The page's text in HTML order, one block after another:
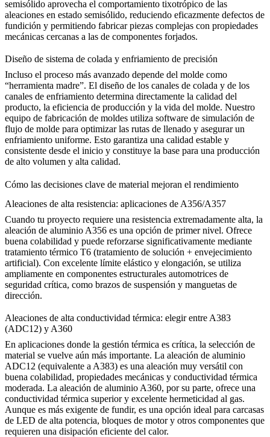
semisólido aprovecha el comportamiento tixotrópico de las
aleaciones en estado semisólido, reduciendo eficazmente defectos de
fundición y permitiendo fabricar piezas complejas con propiedades
mecánicas cercanas a las de componentes forjados.
Diseño de sistema de colada y enfriamiento de precisión
Incluso el proceso más avanzado depende del molde como
“herramienta madre”. El diseño de los canales de colada y de los
canales de enfriamiento determina directamente la calidad del
producto, la eficiencia de producción y la vida del molde. Nuestro
equipo de fabricación de moldes utiliza software de simulación de
flujo de molde para optimizar las rutas de llenado y asegurar un
enfriamiento uniforme. Esto garantiza una calidad estable y
consistente desde el inicio y constituye la base para una producción
de alto volumen y alta calidad.
Cómo las decisiones clave de material mejoran el rendimiento
Aleaciones de alta resistencia: aplicaciones de A356/A357
Cuando tu proyecto requiere una resistencia extremadamente alta, la
aleación de aluminio A356 es una opción de primer nivel. Ofrece
buena colabilidad y puede reforzarse significativamente mediante
tratamiento térmico T6 (tratamiento de solución + envejecimiento
artificial). Con excelente límite elástico y elongación, se utiliza
ampliamente en componentes estructurales automotrices de
seguridad crítica, como brazos de suspensión y manguetas de
dirección.
Aleaciones de alta conductividad térmica: elegir entre A383
(ADC12) y A360
En aplicaciones donde la gestión térmica es crítica, la selección de
material se vuelve aún más importante. La aleación de aluminio
ADC12 (equivalente a A383) es una aleación muy versátil con
buena colabilidad, propiedades mecánicas y conductividad térmica
moderada. La aleación de aluminio A360, por su parte, ofrece una
conductividad térmica superior y excelente hermeticidad al gas.
Aunque es más exigente de fundir, es una opción ideal para carcasas
de LED de alta potencia, bloques de motor y otros componentes que
requieren una disipación eficiente del calor.